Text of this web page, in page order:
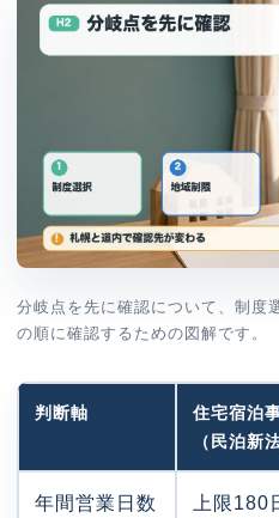
分岐点を先に確認について、制度
の順に確認するための図解です。
判断軸
住宅宿泊
（民泊新
年間営業日数
上限180